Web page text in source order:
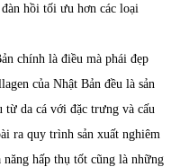
hồi tối ưu hơn các loại
chính là điều mà phái đẹp
của Nhật Bản đều là sản
da cá với đặc trưng và cấu
ra quy trình sản xuất nghiêm
hấp thụ tốt cũng là những